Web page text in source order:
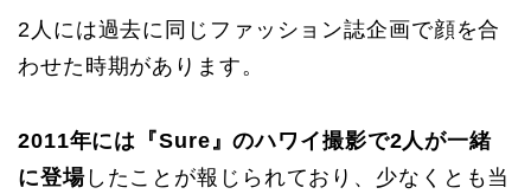
2人には過去に同じファッション誌企画で顔を合
わせた時期があります。
2011年には『Sure』のハワイ撮影で2人が一緒
に登場したことが報じられており、少なくとも当